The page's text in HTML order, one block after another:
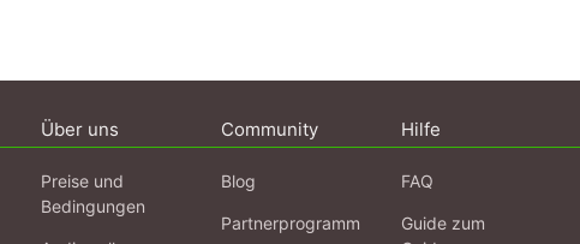
Über uns
Preise und
Bedingungen
Community
Blog
Partnerprogramm
Hilfe
FAQ
Guide zum